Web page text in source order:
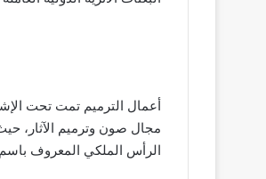
أعمال الترميم تمت تحت
مجال صون وترميم الآثار،
الرأس الملكي المعروف